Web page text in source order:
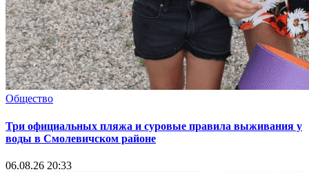
Общество
Три официальных пляжа и суровые правила выживания у
воды в Смолевичском районе
06.08.26 20:33